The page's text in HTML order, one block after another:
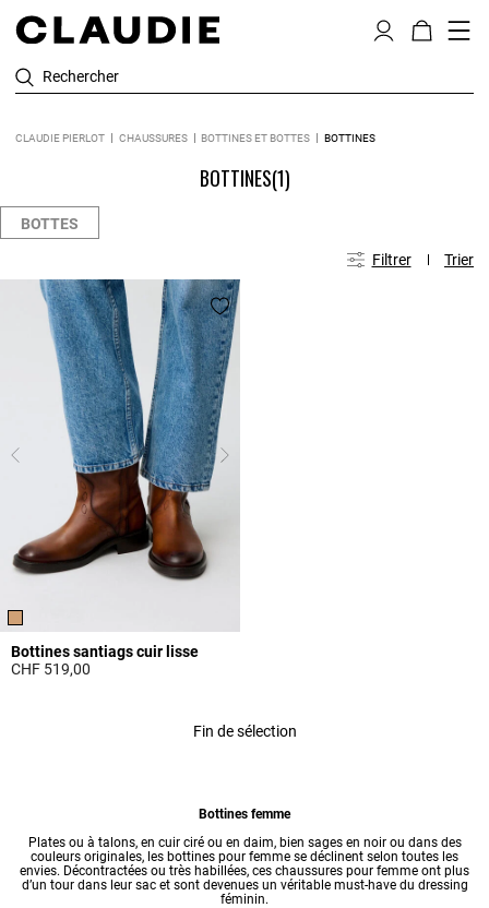
Rechercher
CLAUDIE PIERLOT CHAUSSURES BOTTINES ET BOTTES BOTTINES
BOTTINES(1)
BOTTES
Filtrer Trier
Bottines santiags cuir lisse
CHF 519,00
Fin de sélection
Bottines femme
Plates ou à talons, en cuir ciré ou en daim, bien sages en noir ou dans des
couleurs originales, les bottines pour femme se déclinent selon toutes les
envies. Décontractées ou très habillées, ces chaussures pour femme ont plus
d’un tour dans leur sac et sont devenues un véritable must-have du dressing
féminin.